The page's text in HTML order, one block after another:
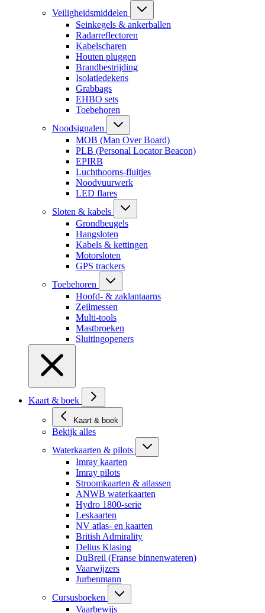
Veiligheidsmiddelen
Seinkegels & ankerballen
Radarreflectoren
Kabelscharen
Houten pluggen
Brandbestrijding
Isolatiedekens
Grabbags
EHBO sets
Toebehoren
Noodsignalen
MOB (Man Over Board)
PLB (Personal Locator Beacon)
EPIRB
Luchthoorns-fluitjes
Noodvuurwerk
LED flares
Sloten & kabels
Grondbeugels
Hangsloten
Kabels & kettingen
Motorsloten
GPS trackers
Toebehoren
Hoofd- & zaklantaarns
Zeilmessen
Multi-tools
Mastbroeken
Sluitingopeners
Kaart & boek
Kaart & boek
Bekijk alles
Waterkaarten & pilots
Imray kaarten
Imray pilots
Stroomkaarten & atlassen
ANWB waterkaarten
Hydro 1800-serie
Leskaarten
NV atlas- en kaarten
British Admirality
Delius Klasing
DuBreil (Franse binnenwateren)
Vaarwijzers
Jurbenmann
Cursusboeken
Vaarbewijs